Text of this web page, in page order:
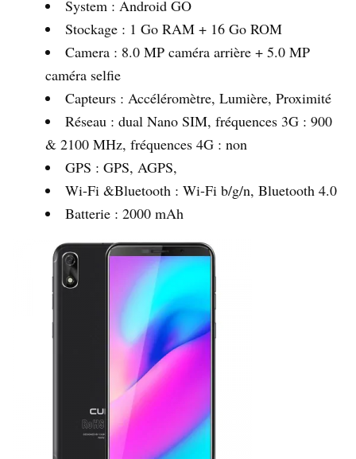
System : Android GO
Stockage : 1 Go RAM + 16 Go ROM
Camera : 8.0 MP caméra arrière + 5.0 MP
caméra selfie
Capteurs : Accéléromètre, Lumière, Proximité
Réseau : dual Nano SIM, fréquences 3G : 900
& 2100 MHz, fréquences 4G : non
GPS : GPS, AGPS,
Wi-Fi &Bluetooth : Wi-Fi b/g/n, Bluetooth 4.0
Batterie : 2000 mAh